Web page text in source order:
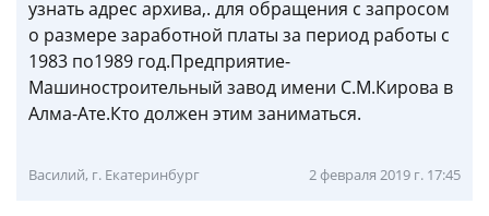
узнать адрес архива,. для обращения с запросом
о размере заработной платы за период работы с
1983 по1989 год.Предприятие-
Машиностроительный завод имени С.М.Кирова в
Алма-Ате.Кто должен этим заниматься.
Василий, г. Екатеринбург 2 февраля 2019 г. 17:45